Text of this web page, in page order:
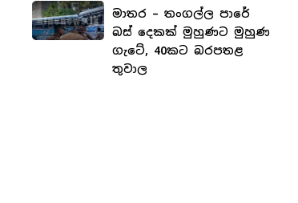
මාතර – තංගල්ල පාරේ
බස් දෙකක් මුහුණට මුහුණ
ගැටේ, 40කට බරපතළ
තුවාල